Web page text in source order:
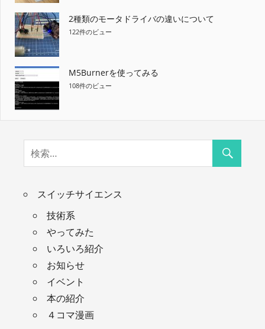
2種類のモータドライバの違いについて
122件のビュー
M5Burnerを使ってみる
108件のビュー
スイッチサイエンス
技術系
やってみた
いろいろ紹介
お知らせ
イベント
本の紹介
４コマ漫画